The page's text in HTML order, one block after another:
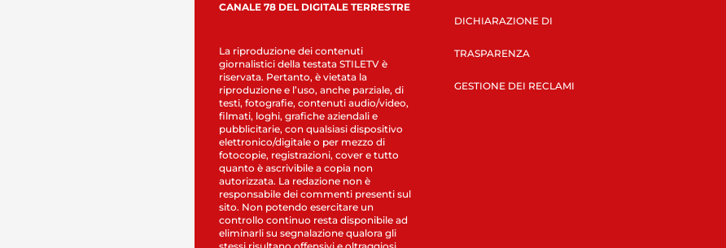
CANALE 78 DEL DIGITALE TERRESTRE
La riproduzione dei contenuti
giornalistici della testata STILETV è
riservata. Pertanto, è vietata la
riproduzione e l’uso, anche parziale, di
testi, fotografie, contenuti audio/video,
filmati, loghi, grafiche aziendali e
pubblicitarie, con qualsiasi dispositivo
elettronico/digitale o per mezzo di
fotocopie, registrazioni, cover e tutto
quanto è ascrivibile a copia non
autorizzata. La redazione non è
responsabile dei commenti presenti sul
sito. Non potendo esercitare un
controllo continuo resta disponibile ad
eliminarli su segnalazione qualora gli
DICHIARAZIONE DI
TRASPARENZA
GESTIONE DEI RECLAMI